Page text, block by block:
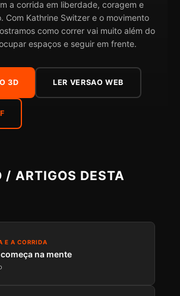
a corrida em liberdade, coragem e
Com Kathrine Switzer e o movimento
como correr vai muito além do
espaços e seguir em frente.
3D LER VERSAO WEB
/ ARTIGOS DESTA
E A CORRIDA
na mente